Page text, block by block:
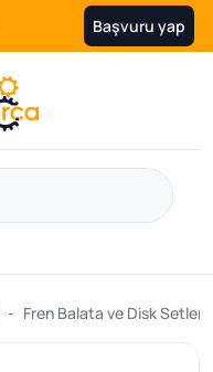
Başvuru yap
Fren Balata ve Disk Setleri